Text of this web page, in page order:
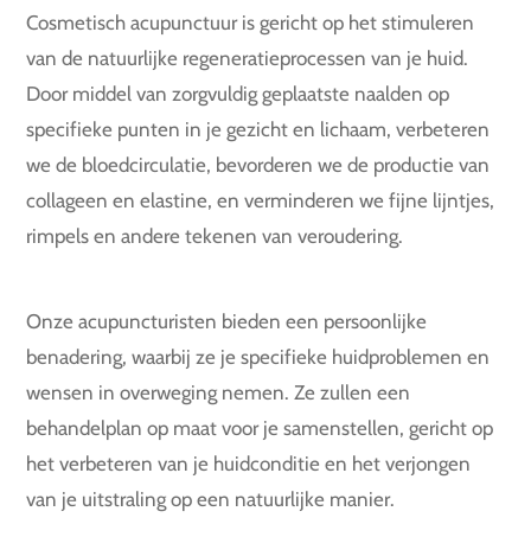
Cosmetisch acupunctuur is gericht op het stimuleren
van de natuurlijke regeneratieprocessen van je huid.
Door middel van zorgvuldig geplaatste naalden op
specifieke punten in je gezicht en lichaam, verbeteren
we de bloedcirculatie, bevorderen we de productie van
collageen en elastine, en verminderen we fijne lijntjes,
rimpels en andere tekenen van veroudering.
Onze acupuncturisten bieden een persoonlijke
benadering, waarbij ze je specifieke huidproblemen en
wensen in overweging nemen. Ze zullen een
behandelplan op maat voor je samenstellen, gericht op
het verbeteren van je huidconditie en het verjongen
van je uitstraling op een natuurlijke manier.